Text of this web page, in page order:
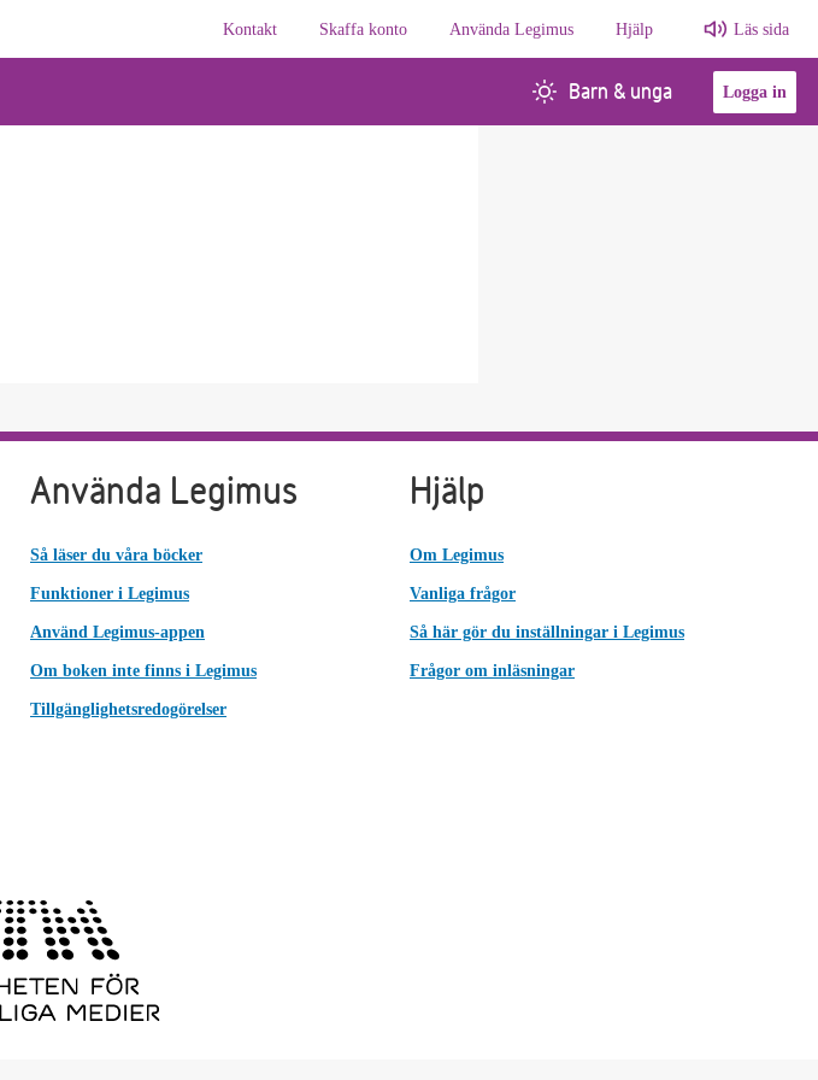
Kontakt
Skaffa konto Använda Legimus Hjälp Läs sida
Barn & unga Logga in
Använda Legimus
Så läser du våra böcker
Funktioner i Legimus
Använd Legimus-appen
Om boken inte finns i Legimus
Tillgänglighetsredogörelser
Hjälp
Om Legimus
Vanliga frågor
Så här gör du inställningar i Legimus
Frågor om inläsningar